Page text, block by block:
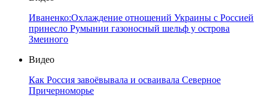
Иваненко:Охлаждение отношений Украины с Россией
принесло Румынии газоносный шельф у острова
Змеиного
Видео
Как Россия завоёвывала и осваивала Северное
Причерноморье